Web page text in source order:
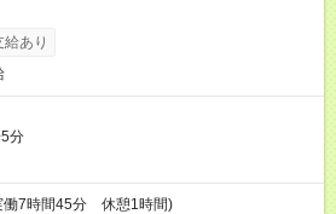
あり
分
働7時間45分 休憩1時間)